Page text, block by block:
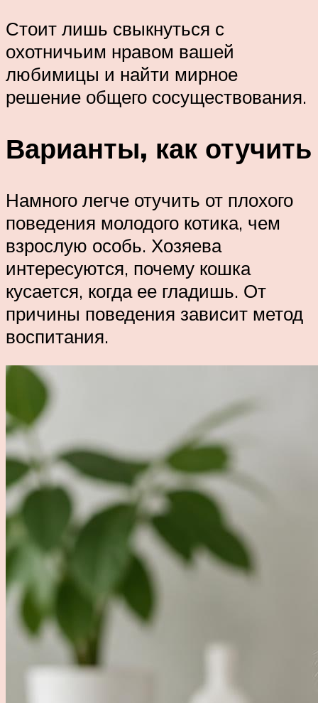
Стоит лишь свыкнуться с
охотничьим нравом вашей
любимицы и найти мирное
решение общего сосуществования.
Варианты, как отучить
Намного легче отучить от плохого
поведения молодого котика, чем
взрослую особь. Хозяева
интересуются, почему кошка
кусается, когда ее гладишь. От
причины поведения зависит метод
воспитания.